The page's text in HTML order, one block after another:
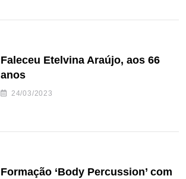
Faleceu Etelvina Araújo, aos 66
anos
24/03/2023
Formação ‘Body Percussion’ com